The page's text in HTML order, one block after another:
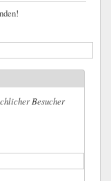
Besucher